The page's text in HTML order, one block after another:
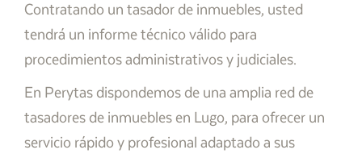
Contratando un tasador de inmuebles, usted
tendrá un informe técnico válido para
procedimientos administrativos y judiciales.
En Perytas dispondemos de una amplia red de
tasadores de inmuebles en Lugo, para ofrecer un
servicio rápido y profesional adaptado a sus